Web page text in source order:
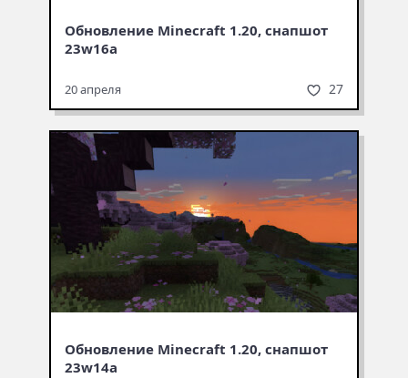
Обновление Minecraft 1.20, снапшот
23w16a
20 апреля 27
Обновление Minecraft 1.20, снапшот
23w14a